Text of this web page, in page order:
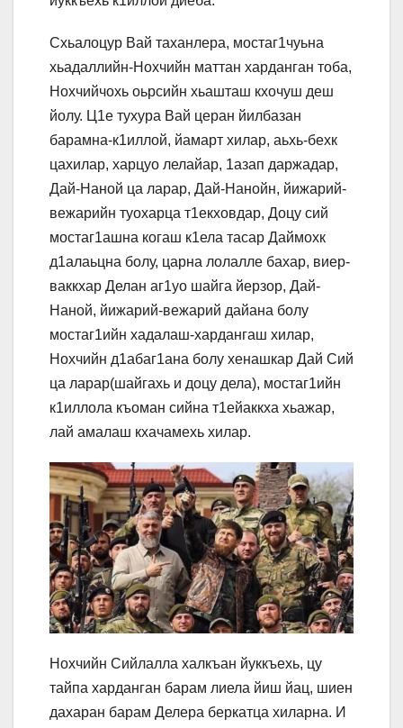
Схьалоцур Вай таханлера, мостаг1чуьна
хьадаллийн-Нохчийн маттан харданган тоба,
Нохчийчохь оьрсийн хьашташ кхочуш деш
йолу. Ц1е тухура Вай церан йилбазан
барамна-к1иллой, йамарт хилар, аьхь-бехк
цахилар, харцуо лелайар, 1азап даржадар,
Дай-Наной ца ларар, Дай-Нанойн, йижарий-
вежарийн туохарца т1екховдар, Доцу сий
мостаг1ашна когаш к1ела тасар Даймохк
д1алаьцна болу, царна лолалле бахар, виер-
ваккхар Делан аг1уо шайга йерзор, Дай-
Наной, йижарий-вежарий дайана болу
мостаг1ийн хадалаш-хардангаш хилар,
Нохчийн д1абаг1ана болу хенашкар Дай Сий
ца ларар(шайгахь и доцу дела), мостаг1ийн
к1иллола къоман сийна т1ейаккха хьажар,
лай амалаш кхачамехь хилар.
Нохчийн Сийлалла халкъан йуккъехь, цу
тайпа харданган барам лиела йиш йац, шиен
дахаран барам Делера беркатца хиларна. И